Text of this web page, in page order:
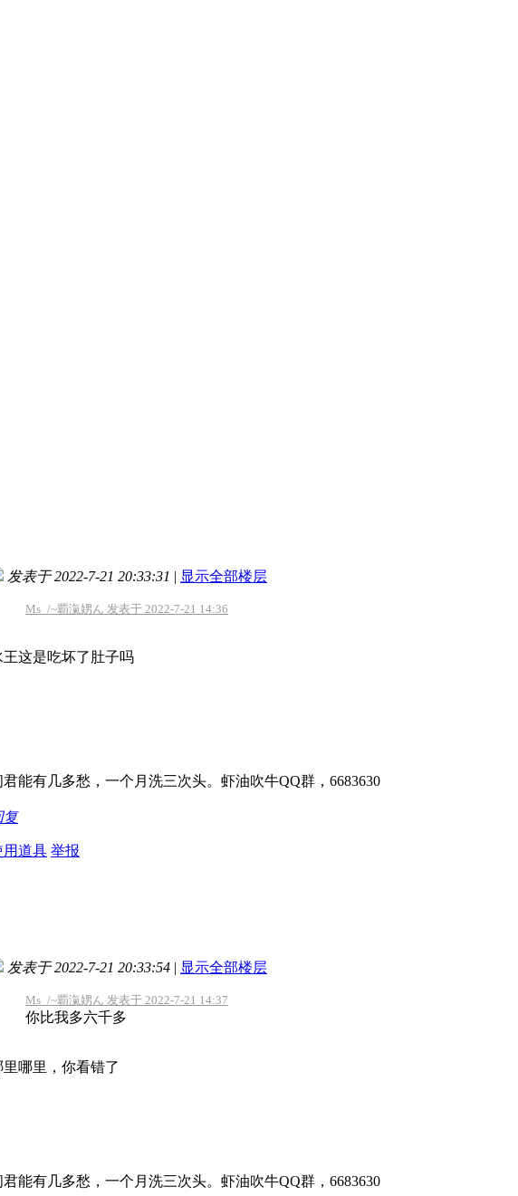
发表于 2022-7-21 20:33:31 | 显示全部楼层
Ms_/~覇滊娚ん 发表于 2022-7-21 14:36
王这是吃坏了肚子吗
君能有几多愁，一个月洗三次头。虾油吹牛QQ群，6683630
复
用道具 举报
发表于 2022-7-21 20:33:54 | 显示全部楼层
Ms_/~覇滊娚ん 发表于 2022-7-21 14:37
你比我多六千多
里哪里，你看错了
君能有几多愁，一个月洗三次头。虾油吹牛QQ群，6683630